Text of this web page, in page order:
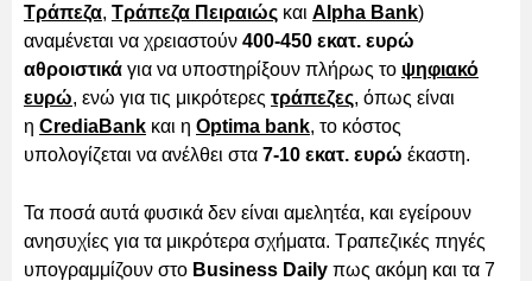
Τράπεζα, Τράπεζα Πειραιώς και Alpha Bank)
αναμένεται να χρειαστούν 400-450 εκατ. ευρώ
αθροιστικά για να υποστηρίξουν πλήρως το ψηφιακό
ευρώ, ενώ για τις μικρότερες τράπεζες, όπως είναι
η CrediaBank και η Optima bank, το κόστος
υπολογίζεται να ανέλθει στα 7-10 εκατ. ευρώ έκαστη.
Τα ποσά αυτά φυσικά δεν είναι αμελητέα, και εγείρουν
ανησυχίες για τα μικρότερα σχήματα. Τραπεζικές πηγές
υπογραμμίζουν στο Business Daily πως ακόμη και τα 7